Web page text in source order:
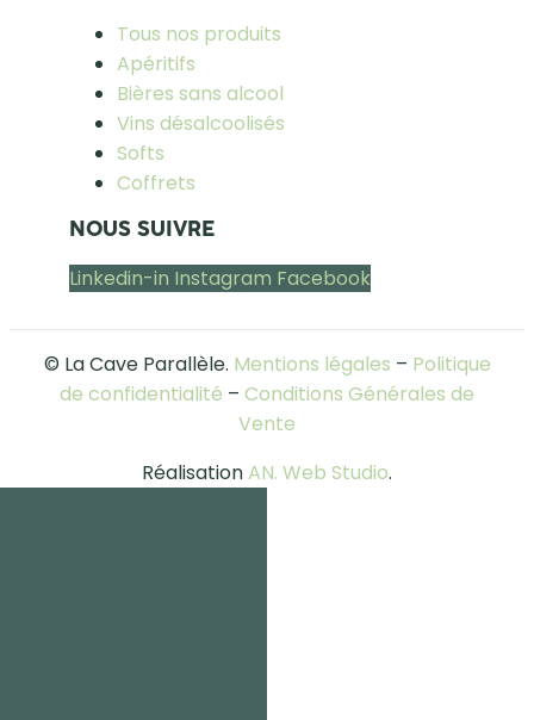
Tous nos produits
Apéritifs
Bières sans alcool
Vins désalcoolisés
Softs
Coffrets
NOUS SUIVRE
Linkedin-in Instagram Facebook
© La Cave Parallèle. Mentions légales – Politique
de confidentialité – Conditions Générales de
Vente
RéalisationAN. Web Studio.